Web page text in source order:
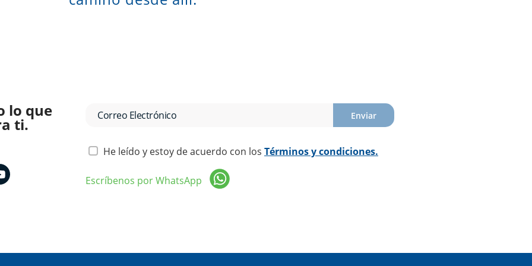
lo que
ti. Enviar
He leído y estoy de acuerdo con los Términos y condiciones.
Escríbenos por WhatsApp